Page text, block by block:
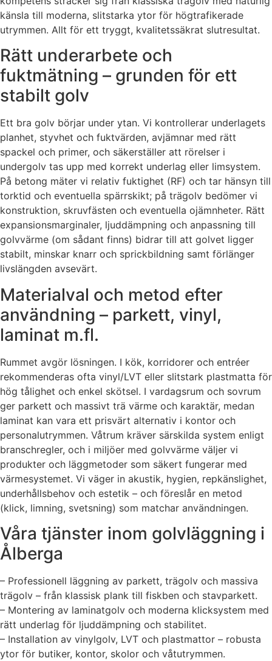
känsla till moderna, slitstarka ytor för högtrafikerade
utrymmen. Allt för ett tryggt, kvalitetssäkrat slutresultat.
Rätt underarbete och
fuktmätning – grunden för ett
stabilt golv
Ett bra golv börjar under ytan. Vi kontrollerar underlagets
planhet, styvhet och fuktvärden, avjämnar med rätt
spackel och primer, och säkerställer att rörelser i
undergolv tas upp med korrekt underlag eller limsystem.
På betong mäter vi relativ fuktighet (RF) och tar hänsyn till
torktid och eventuella spärrskikt; på trägolv bedömer vi
konstruktion, skruvfästen och eventuella ojämnheter. Rätt
expansionsmarginaler, ljuddämpning och anpassning till
golvvärme (om sådant finns) bidrar till att golvet ligger
stabilt, minskar knarr och sprickbildning samt förlänger
livslängden avsevärt.
Materialval och metod efter
användning – parkett, vinyl,
laminat m.fl.
Rummet avgör lösningen. I kök, korridorer och entréer
rekommenderas ofta vinyl/LVT eller slitstark plastmatta för
hög tålighet och enkel skötsel. I vardagsrum och sovrum
ger parkett och massivt trä värme och karaktär, medan
laminat kan vara ett prisvärt alternativ i kontor och
personalutrymmen. Våtrum kräver särskilda system enligt
branschregler, och i miljöer med golvvärme väljer vi
produkter och läggmetoder som säkert fungerar med
värmesystemet. Vi väger in akustik, hygien, repkänslighet,
underhållsbehov och estetik – och föreslår en metod
(klick, limning, svetsning) som matchar användningen.
Våra tjänster inom golvläggning i
Ålberga
– Professionell läggning av parkett, trägolv och massiva
trägolv – från klassisk plank till fiskben och stavparkett.
– Montering av laminatgolv och moderna klicksystem med
rätt underlag för ljuddämpning och stabilitet.
– Installation av vinylgolv, LVT och plastmattor – robusta
ytor för butiker, kontor, skolor och våtutrymmen.